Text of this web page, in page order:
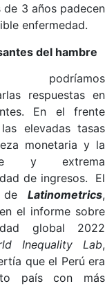
de 3 años padecen
enfermedad.
del hambre
podríamos
respuestas en
En el frente
elevadas tasas
monetaria y la
y extrema
de ingresos. El
de Latinometrics,
el informe sobre
global 2022
Inequality Lab,
que el Perú era
país con más